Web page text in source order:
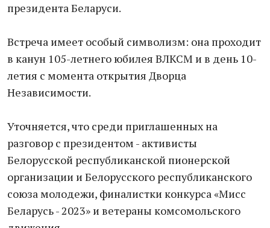
президента Беларуси.
Встреча имеет особый символизм: она проходит
в канун 105-летнего юбилея ВЛКСМ и в день 10-
летия с момента открытия Дворца
Независимости.
Уточняется, что среди приглашенных на
разговор с президентом - активисты
Белорусской республиканской пионерской
организации и Белорусского республиканского
союза молодежи, финалистки конкурса «Мисс
Беларусь - 2023» и ветераны комсомольского